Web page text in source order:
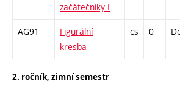
začátečníky I
AG91
Figurální
kresba
cs 0
2. ročník, zimní semestr